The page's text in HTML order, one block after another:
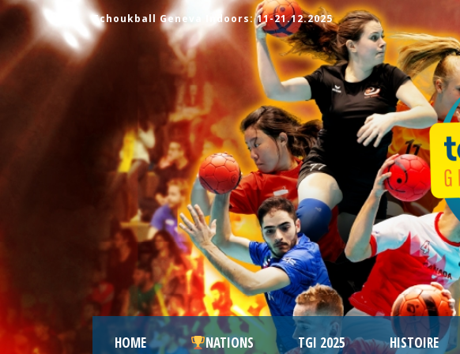
Tchoukball Geneva Indoors: 11-21.12.2025
HOME NATIONS TGI 2025 HISTOIRE